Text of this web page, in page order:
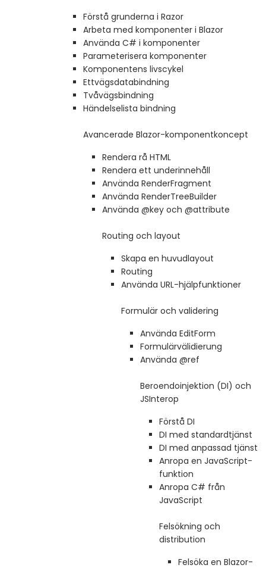
Förstå grunderna i Razor
Arbeta med komponenter i Blazor
Använda C# i komponenter
Parameterisera komponenter
Komponentens livscykel
Ettvägsdatabindning
Tvåvägsbindning
Händelselista bindning
Avancerade Blazor-komponentkoncept
Rendera rå HTML
Rendera ett underinnehåll
Använda RenderFragment
Använda RenderTreeBuilder
Använda @key och @attribute
Routing och layout
Skapa en huvudlayout
Routing
Använda URL-hjälpfunktioner
Formulär och validering
Använda EditForm
Formulärvälidierung
Använda @ref
Beroendoinjektion (DI) och
JSInterop
Förstå DI
DI med standardtjänst
DI med anpassad tjänst
Anropa en JavaScript-
funktion
Anropa C# från
JavaScript
Felsökning och
distribution
Felsöka en Blazor-